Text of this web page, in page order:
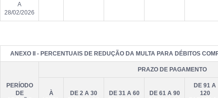
A
28/02/2026
ANEXO II - PERCENTUAIS DE REDUÇÃO DA MULTA PARA DÉBITOS
PERÍODO
DE
PRAZO DE PAGAMENTO
À
DE 2 A 30
DE 31 A 60
DE 61 A 90
DE 91 A
120